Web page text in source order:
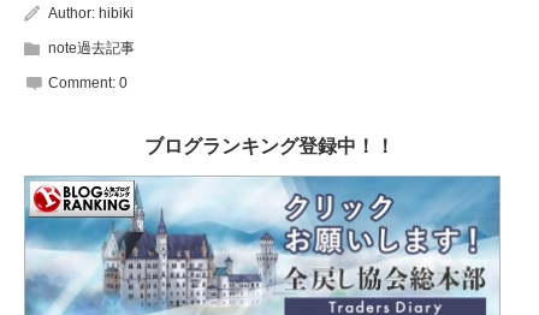
Author: hibiki
note過去記事
Comment: 0
ブログランキング登録中！！